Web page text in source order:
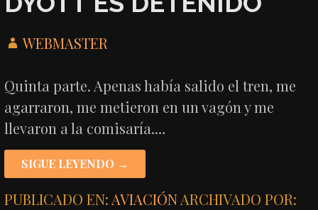
WEBMASTER
Quinta parte. Apenas había salido el tren, me
agarraron, me metieron en un vagón y me
llevaron a la comisaría.…
SIGUE LEYENDO →
PUBLICADO EN: AVIACIÓNARCHIVADO POR: